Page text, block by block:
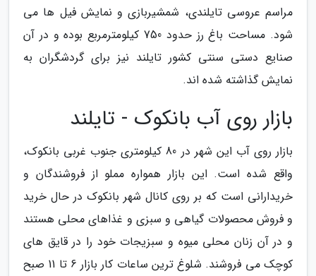
مراسم عروسی تایلندی، شمشیربازی و نمایش فیل ها می
شود. مساحت باغ رز حدود 750 کیلومترمربع بوده و در آن
صنایع دستی سنتی کشور تایلند نیز برای گردشگران به
نمایش گذاشته شده اند.
بازار روی آب بانکوک - تایلند
بازار روی آب این شهر در 80 کیلومتری جنوب غربی بانکوک،
واقع شده است. این بازار همواره مملو از فروشندگان و
خریدارانی است که بر روی کانال شهر بانکوک در حال خرید
و فروش محصولات گیاهی و سبزی و غذاهای محلی هستند
و در آن زنان محلی میوه و سبزیجات خود را در قایق های
کوچک می فروشند. شلوغ ترین ساعات کار بازار 6 تا 11 صبح